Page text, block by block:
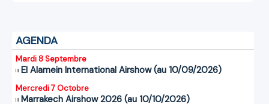
AGENDA
Mardi 8 Septembre
El Alamein International Airshow (au 10/09/2026)
Mercredi 7 Octobre
Marrakech Airshow 2026 (au 10/10/2026)